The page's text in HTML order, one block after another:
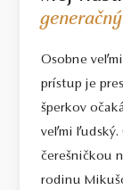
Osobne
prístup je
šperkov
veľmi ľudský.
čerešničkou
rodinu